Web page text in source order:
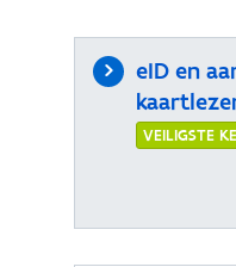
eID en
VEILIGSTE